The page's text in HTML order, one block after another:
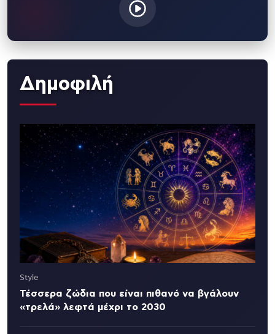
Δημοφιλή
Style
Τέσσερα ζώδια που είναι πιθανό να βγάλουν
«τρελά» λεφτά μέχρι το 2030